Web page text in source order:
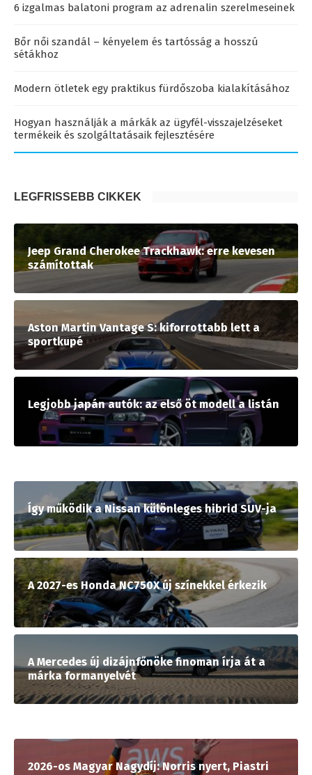
6 izgalmas balatoni program az adrenalin szerelmeseinek
Bőr női szandál – kényelem és tartósság a hosszú
sétákhoz
Modern ötletek egy praktikus fürdőszoba kialakításához
Hogyan használják a márkák az ügyfél-visszajelzéseket
termékeik és szolgáltatásaik fejlesztésére
LEGFRISSEBB CIKKEK
Jeep Grand Cherokee Trackhawk: erre kevesen
számítottak
Aston Martin Vantage S: kiforrottabb lett a
sportkupé
Legjobb japán autók: az első öt modell a listán
Így működik a Nissan különleges hibrid SUV-ja
A 2027-es Honda NC750X új színekkel érkezik
A Mercedes új dizájnfőnöke finoman írja át a
márka formanyelvét
2026-os Magyar Nagydíj: Norris nyert, Piastri